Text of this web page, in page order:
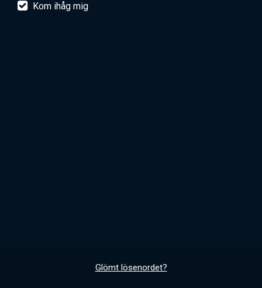
Kom ihåg mig
Glömt lösenordet?